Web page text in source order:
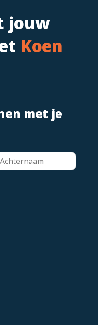
jouw
Koen
met je